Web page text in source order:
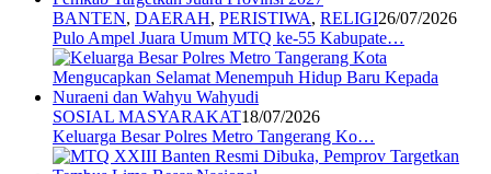
BANTEN, DAERAH, PERISTIWA, RELIGI26/07/2026
Pulo Ampel Juara Umum MTQ ke-55 Kabupate…
SOSIAL MASYARAKAT18/07/2026
Keluarga Besar Polres Metro Tangerang Ko…